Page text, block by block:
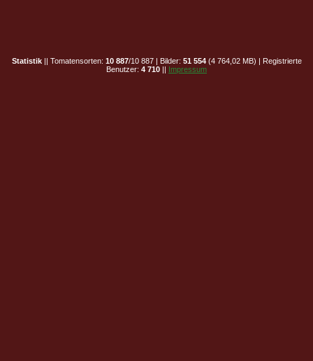
Statistik|| Tomatensorten: 10 887/10 887 | Bilder: 51 554(4 764,02 MB) | Registrierte
Benutzer: 4 710 || Impressum